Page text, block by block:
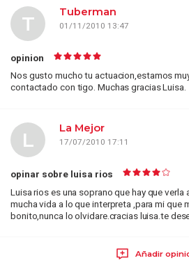
Tuberman
01/11/2010 13:47
T
opinion
Nos gusto mucho tu actuacion,estamos
contactado con tigo. Muchas gracias Luisa.
La Mejor
17/07/2010 17:11
L
opinar sobre luisa rios
Luisa rios es una soprano que hay que verla
mucha vida a lo que interpreta ,para mi que
bonito,nunca lo olvidare.cracias luisa.te
Añadir